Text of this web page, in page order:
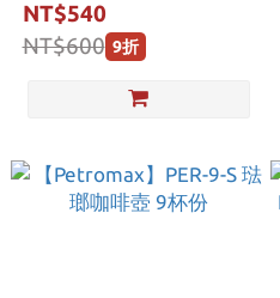
灰清潔劑 750ml
NT$540
NT$600 9折